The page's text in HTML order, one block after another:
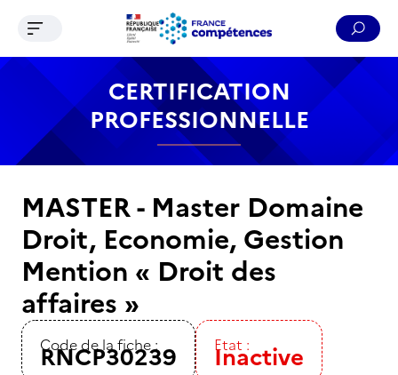
Contenu Recherche Menu Pied de page
Ouvrir le menu de navigation
CERTIFICATION
PROFESSIONNELLE
MASTER - Master Domaine
Droit, Economie, Gestion
Mention « Droit des
affaires »
Code de la fiche :
RNCP30239 Etat :
Inactive